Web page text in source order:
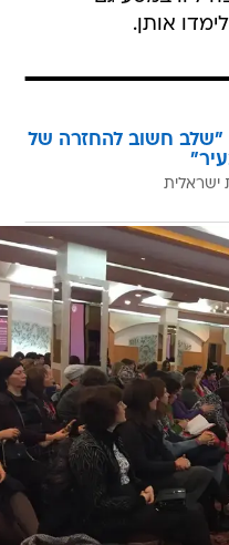
אותן.
"שלב חשוב להחזרה של
ישראלית